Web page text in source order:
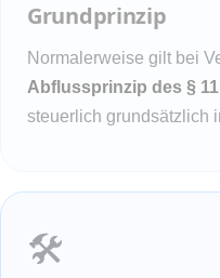
Grundprinzip
Normalerweise gilt bei
Abflussprinzip des §
steuerlich grundsätzlich
🛠️